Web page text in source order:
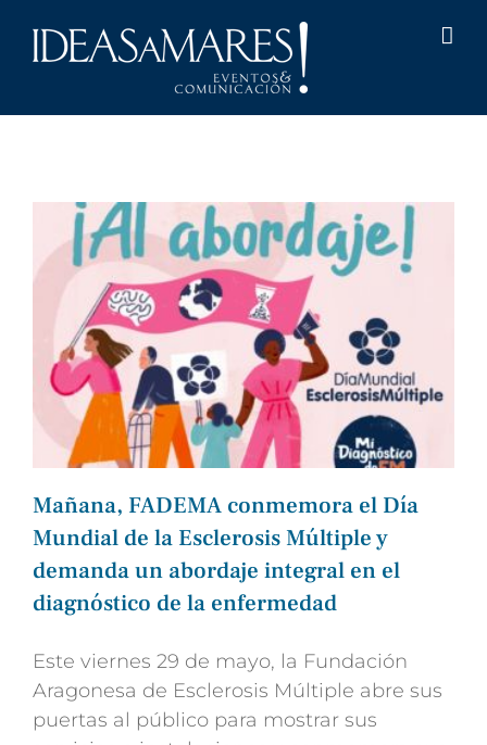
Mañana, FADEMA conmemora el Día
Mundial de la Esclerosis Múltiple y
demanda un abordaje integral en el
diagnóstico de la enfermedad
Este viernes 29 de mayo, la Fundación
Aragonesa de Esclerosis Múltiple abre sus
puertas al público para mostrar sus